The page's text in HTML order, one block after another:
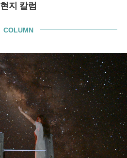
현지 칼럼
COLUMN